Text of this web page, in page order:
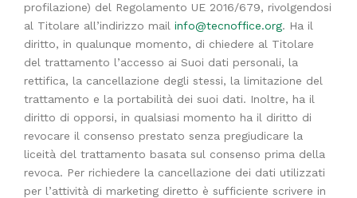
profilazione) del Regolamento UE 2016/679, rivolgendosi
al Titolare all’indirizzo mail info@tecnoffice.org. Ha il
diritto, in qualunque momento, di chiedere al Titolare
del trattamento l’accesso ai Suoi dati personali, la
rettifica, la cancellazione degli stessi, la limitazione del
trattamento e la portabilità dei suoi dati. Inoltre, ha il
diritto di opporsi, in qualsiasi momento ha il diritto di
revocare il consenso prestato senza pregiudicare la
liceità del trattamento basata sul consenso prima della
revoca. Per richiedere la cancellazione dei dati utilizzati
per l’attività di marketing diretto è sufficiente scrivere in